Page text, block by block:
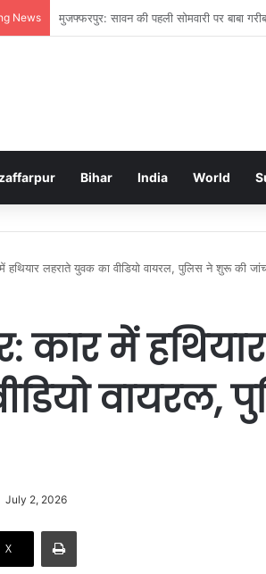
News मुजफ्फरपुर: तिरहुत नहर का तटबंध टूटा, सैकड़ों
Bihar India World
हथियार लहराते युवक का वीडियो वायरल, पुलिस ने शुरू की
में
वायरल,
July 2, 2026
X